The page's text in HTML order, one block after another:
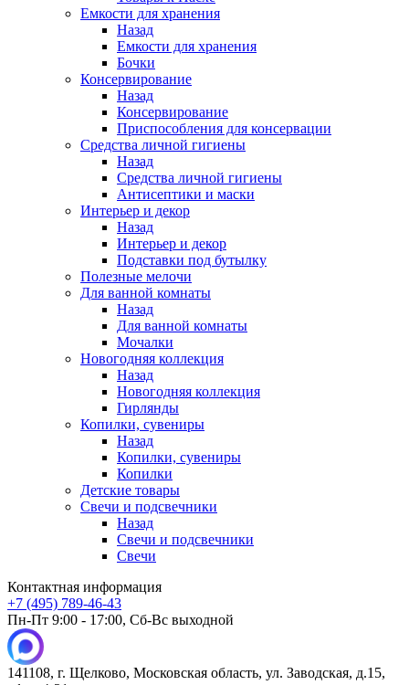
Емкости для хранения
Назад
Емкости для хранения
Бочки
Консервирование
Назад
Консервирование
Приспособления для консервации
Средства личной гигиены
Назад
Средства личной гигиены
Антисептики и маски
Интерьер и декор
Назад
Интерьер и декор
Подставки под бутылку
Полезные мелочи
Для ванной комнаты
Назад
Для ванной комнаты
Мочалки
Новогодняя коллекция
Назад
Новогодняя коллекция
Гирлянды
Копилки, сувениры
Назад
Копилки, сувениры
Копилки
Детские товары
Свечи и подсвечники
Назад
Свечи и подсвечники
Свечи
Контактная информация
+7 (495) 789-46-43
Пн-Пт 9:00 - 17:00, Сб-Вс выходной
141108, г. Щелково, Московская область, ул. Заводская, д.15,